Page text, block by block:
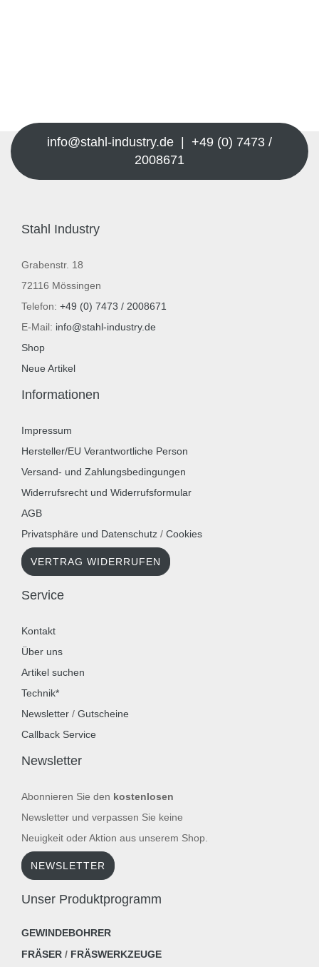
info@stahl-industry.de | +49 (0) 7473 /
2008671
Stahl Industry
Grabenstr. 18
72116 Mössingen
Telefon: +49 (0) 7473 / 2008671
E-Mail: info@stahl-industry.de
Shop
Neue Artikel
Informationen
Impressum
Hersteller/EU Verantwortliche Person
Versand- und Zahlungsbedingungen
Widerrufsrecht und Widerrufsformular
AGB
Privatsphäre und Datenschutz / Cookies
VERTRAG WIDERRUFEN
Service
Kontakt
Über uns
Artikel suchen
Technik*
Newsletter / Gutscheine
Callback Service
Newsletter
Abonnieren Sie den kostenlosen
Newsletter und verpassen Sie keine
Neuigkeit oder Aktion aus unserem Shop.
NEWSLETTER
Unser Produktprogramm
GEWINDEBOHRER
FRÄSER / FRÄSWERKZEUGE